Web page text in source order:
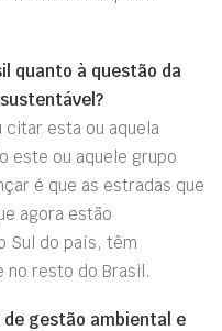
quanto à questão da
citar esta ou aquela
este ou aquele grupo
é que as estradas que
agora estão
Sul do país, têm
no resto do Brasil.
gestão ambiental e